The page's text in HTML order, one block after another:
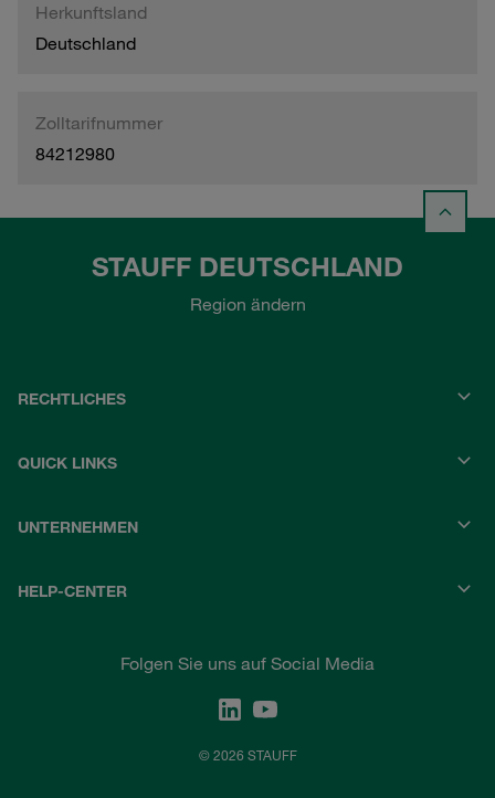
Herkunftsland
Deutschland
Zolltarifnummer
84212980
STAUFF DEUTSCHLAND
Region ändern
RECHTLICHES
QUICK LINKS
UNTERNEHMEN
HELP-CENTER
Folgen Sie uns auf Social Media
© 2026 STAUFF